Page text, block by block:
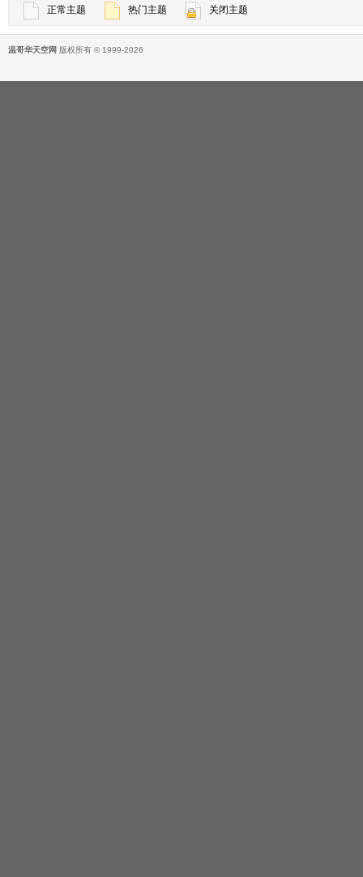
正常主题 热门主题 关闭主题
温哥华天空网 版权所有 © 1999-2026